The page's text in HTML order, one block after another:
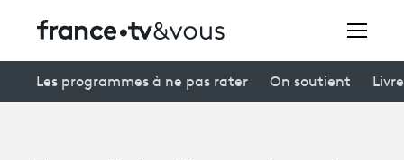
Les programmes à ne pas rater On soutient